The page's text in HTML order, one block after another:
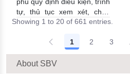
tự, thủ tục xem xét, chấp
thuận cho Tổ chức kinh tế
lãnh cho người không cư trú
18/06/2026 | 15:57:00
Showing 1 to 20 of 661 entries.
1 2 3
About SBV